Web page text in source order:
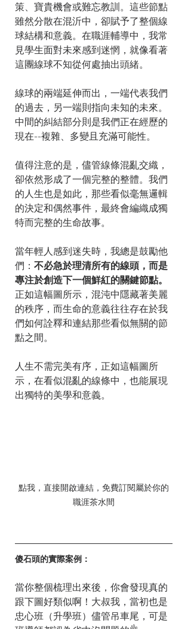
策、寶貴機會或難忘教訓。這些節點
雖然分散在混沂中，卻賦予了整個線
球結構和意義。在職涯輔導中，我常
見學生面對未來感到迷惘，就像看著
這團線球不知從何處抽出頭緒。
線球的兩端延伸而出，一端代表我們
的過去，另一端則指向未知的未來。
中間的糾結部分則是我們正在經歷的
現在--複雜、多變且充滿可能性。
值得注意的是，儘管線條混亂交織，
卻依然形成了一個完整的整體。我們
的人生也是如此，那些看似毫無邏輯
的決定和偶然事件，最終會編織成獨
特而完整的生命故事。
當年輕人感到迷失時，我總是鼓勵他
們： 不必急於理清所有的線頭，而是
專注於創造下一個鮮紅的關鍵節點。
正如這幅圖所示，混沌中隱藏著美麗
的秩序，而生命的意義往往存在於我
們如何詮釋和連結那些看似無關的節
點之間。
人生不需完美有序，正如這幅圖所
示，在看似混亂的線條中，也能展現
出獨特的美學和意義。
點我，直接開啟連結，免費訂閱屬於你的
職涯茶水間
傻石頭的實際案例：
當你整個梳理出來後，你會發現真的
跟下圖好類似啊！大叔我，當初也是
忠心班（升學班）儘管吊車尾，可是